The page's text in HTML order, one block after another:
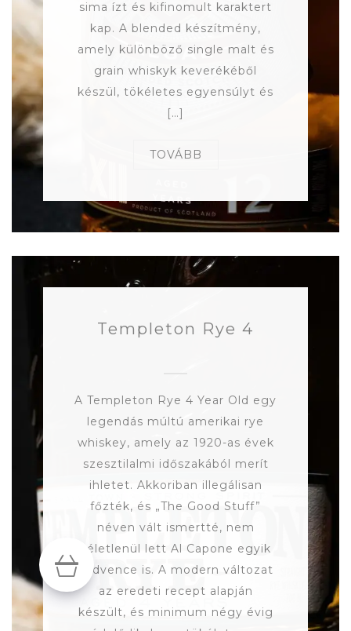
sima ízt és kifinomult karaktert
kap. A blended készítmény,
amely különböző single malt és
grain whiskyk keverékéből
készül, tökéletes egyensúlyt és
[…]
TOVÁBB
Templeton Rye 4
A Templeton Rye 4 Year Old egy
legendás múltú amerikai rye
whiskey, amely az 1920-as évek
szesztilalmi időszakából merít
ihletet. Akkoriban illegálisan
főzték, és „The Good Stuff”
néven vált ismertté, nem
véletlenül lett Al Capone egyik
kedvence is. A modern változat
az eredeti recept alapján
készült, és minimum négy évig